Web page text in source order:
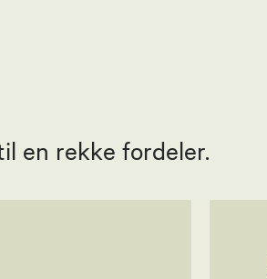
en rekke fordeler.